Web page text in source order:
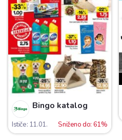
Bingo katalog
Ističe: 11.01. Sniženo do: 61%